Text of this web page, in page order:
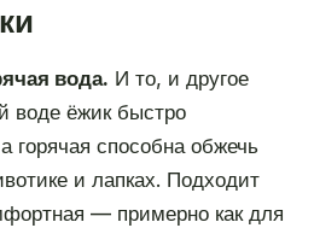
вода. И то, и другое
воде ёжик быстро
горячая способна обжечь
и лапках. Подходит
— примерно как для